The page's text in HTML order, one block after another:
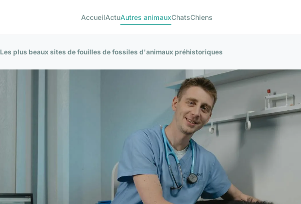
AccueilActuAutres animauxChatsChiens
Les plus beaux sites de fouilles de fossiles d'animaux préhistoriques